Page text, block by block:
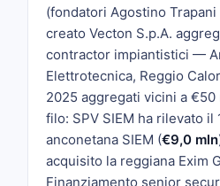
(fondatori Agostino
creato Vecton S.p.A.
contractor impiantistici —
Elettrotecnica, Reggio
2025 aggregati vicini a
filo: SPV SIEM ha rilevato il
anconetana SIEM (€9,0 mln
acquisito la reggiana Exim
Finanziamento senior